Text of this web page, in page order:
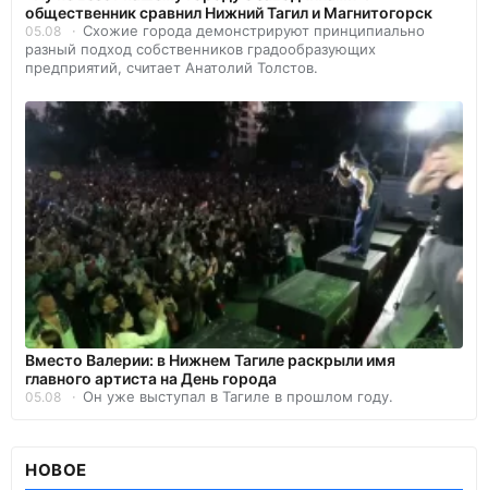
общественник сравнил Нижний Тагил и Магнитогорск
05.08
Схожие города демонстрируют принципиально
разный подход собственников градообразующих
предприятий, считает Анатолий Толстов.
Вместо Валерии: в Нижнем Тагиле раскрыли имя
главного артиста на День города
05.08 Он уже выступал в Тагиле в прошлом году.
НОВОЕ